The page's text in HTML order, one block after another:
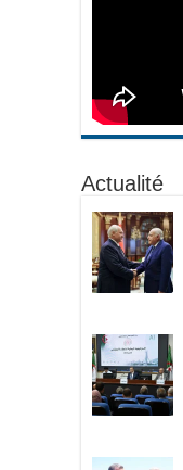
Actualité